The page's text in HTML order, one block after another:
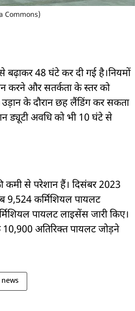
Commons)
बढ़ाकर 48 घंटे कर दी गई है।नियमों
करने और सतर्कता के स्तर को
के दौरान छह लैंडिंग कर सकता
ड्यूटी अवधि को भी 10 घंटे से
कमी से परेशान हैं। दिसंबर 2023
9,524 कर्मिशियल पायलट
पायलट लाइसेंस जारी किए।
अतिरिक्त पायलट जोड़ने